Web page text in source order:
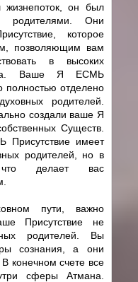
жизнепоток, он был
родителями. Они
которое
позволяющим вам
в высоких
Ваше Я ЕСМЬ
полностью отделено
родителей.
создали ваше Я
Существ.
имеет
родителей, но в
что делает вас
пути, важно
Присутствие не
родителей. Вы
сознания, а они
конечном счете все
сферы Атмана.